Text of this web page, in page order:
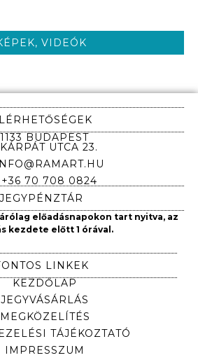
VIDEÓK
1133 BUDAPEST
KÁRPÁT UTCA 23.
+36 70 708 0824
JEGYPÉNZTÁR
előadásnapokon tart nyitva, az
kezdete előtt 1 órával.
LINKEK
KEZDŐLAP
JEGYVÁSÁRLÁS
MEGKÖZELÍTÉS
TÁJÉKOZTATÓ
IMPRESSZUM